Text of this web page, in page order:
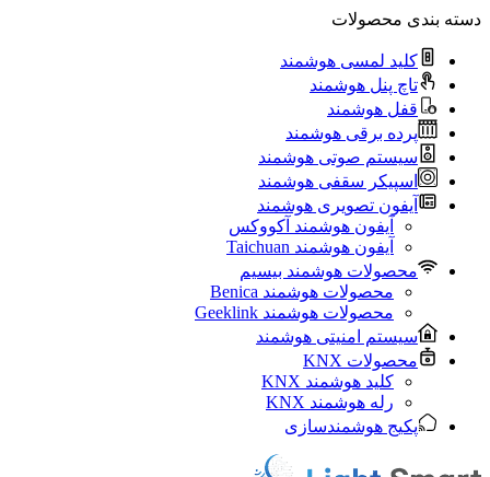
دسته بندی محصولات
کلید لمسی هوشمند
تاچ پنل هوشمند
قفل هوشمند
پرده برقی هوشمند
سیستم صوتی هوشمند
اسپیکر سقفی هوشمند
آیفون تصویری هوشمند
آيفون هوشمند آکووکس
آیفون هوشمند Taichuan
محصولات هوشمند بیسیم
محصولات هوشمند Benica
محصولات هوشمند Geeklink
سیستم امنیتی هوشمند
محصولات KNX
کلید هوشمند KNX
رله هوشمند KNX
پکیج هوشمندسازی